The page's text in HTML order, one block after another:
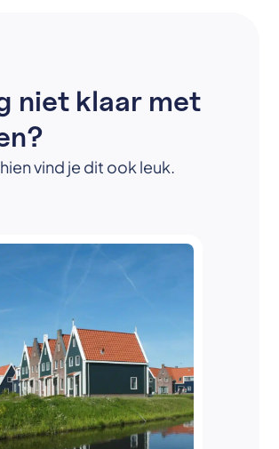
niet klaar met
vind je dit ook leuk.